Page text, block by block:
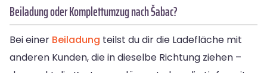
Beiladung oder Komplettumzug nach Šabac?
Bei einer Beiladung teilst du dir die Ladefläche mit
anderen Kunden, die in dieselbe Richtung ziehen –